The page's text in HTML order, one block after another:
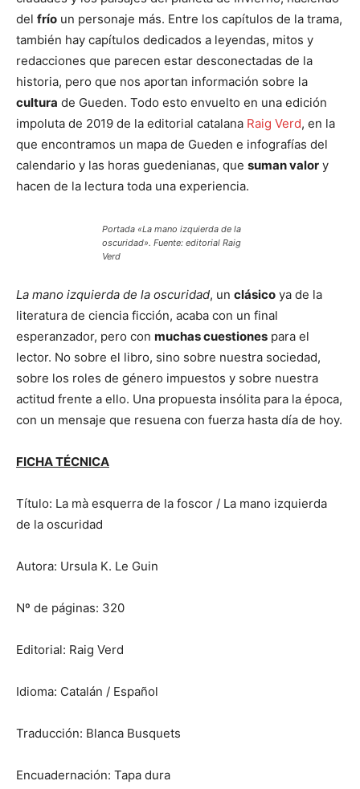
del frío un personaje más. Entre los capítulos de la trama,
también hay capítulos dedicados a leyendas, mitos y
redacciones que parecen estar desconectadas de la
historia, pero que nos aportan información sobre la
cultura de Gueden. Todo esto envuelto en una edición
impoluta de 2019 de la editorial catalana Raig Verd, en la
que encontramos un mapa de Gueden e infografías del
calendario y las horas guedenianas, que suman valor y
hacen de la lectura toda una experiencia.
Portada «La mano izquierda de la
oscuridad». Fuente: editorial Raig
Verd
La mano izquierda de la oscuridad, un clásico ya de la
literatura de ciencia ficción, acaba con un final
esperanzador, pero con muchas cuestiones para el
lector. No sobre el libro, sino sobre nuestra sociedad,
sobre los roles de género impuestos y sobre nuestra
actitud frente a ello. Una propuesta insólita para la época,
con un mensaje que resuena con fuerza hasta día de hoy.
FICHA TÉCNICA
Título: La mà esquerra de la foscor / La mano izquierda
de la oscuridad
Autora: Ursula K. Le Guin
Nº de páginas: 320
Editorial: Raig Verd
Idioma: Catalán / Español
Traducción: Blanca Busquets
Encuadernación: Tapa dura